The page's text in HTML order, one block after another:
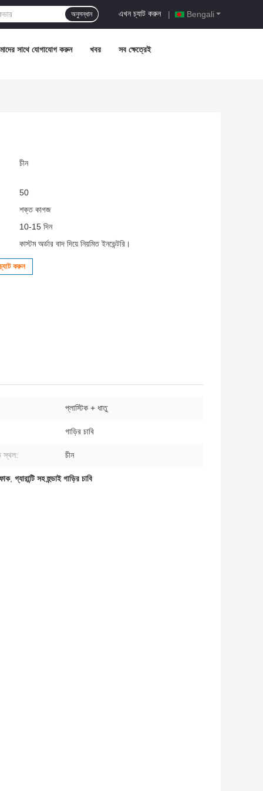
Bengali
এখন চ্যাট করুন |
অনুসন্ধান
সাথে যোগাযোগ করুন খবর সব ক্ষেত্রেই
চীন
50
শক্ত কাগজ
10-15 দিন
কাস্টম অর্ডার বাদ দিয়ে নিয়মিত ইনভেন্টরি।
করুন
প্লাস্টিক + ধাতু
গাড়ির চাবি
স্থল: চীন
, গ্যারান্টি সহ হুন্ডাই গাড়ির চাবি